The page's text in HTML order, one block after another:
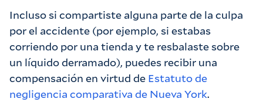
Incluso si compartiste alguna parte de la culpa
por el accidente (por ejemplo, si estabas
corriendo por una tienda y te resbalaste sobre
un líquido derramado), puedes recibir una
compensación en virtud de Estatuto de
negligencia comparativa de Nueva York.